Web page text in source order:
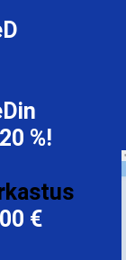
%!
€